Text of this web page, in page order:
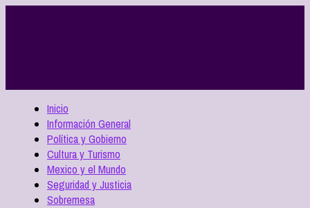
Inicio
Información General
Política y Gobierno
Cultura y Turismo
Mexico y el Mundo
Seguridad y Justicia
Sobremesa